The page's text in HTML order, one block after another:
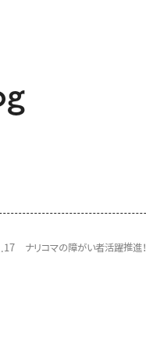
ナリコマの障がい者活躍推進！